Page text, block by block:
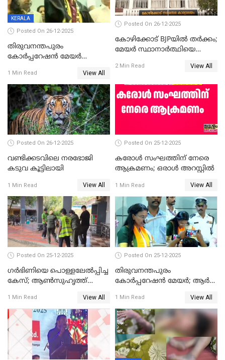
KERALA
Posted On 26-12-2025
തിരുവനന്തപുരം
കോര്‍പ്പറേഷന്‍ മേയര്‍
ഹൈക്കോടതിയിലേക്ക്;
സത്യപ്രതിജ്ഞ ചടങ്ങില്‍
ചട്ടലംഘനമെന്ന് പാർട്ടി
1 Min Read View All
Posted On 26-12-2025
കോഴിക്കോട് BJPയിൽ തർക്കം;
മേയർ സ്ഥാനാർത്ഥിയെ
2 Min Read View All
Posted On 26-12-2025
വണ്ടിക്കടവിലെ നരഭോജി
കടുവ കൂട്ടിലായി
1 Min Read View All
Posted On 25-12-2025
കരോള്‍ സംഘത്തിന് നേരെ
ആക്രമണം; ഒരാള്‍ അറസ്റ്റില്‍
1 Min Read View All
Posted On 25-12-2025
ഗര്‍ഭിണിയെ പൊള്ളലേല്‍പ്പിച്ച
കേസ്; ആണ്‍സുഹൃത്ത്
1 Min Read View All
Posted On 25-12-2025
തിരുവനന്തപുരം
കോര്‍പ്പറേഷന്‍ മേയർ; ആര്‍
1 Min Read View All